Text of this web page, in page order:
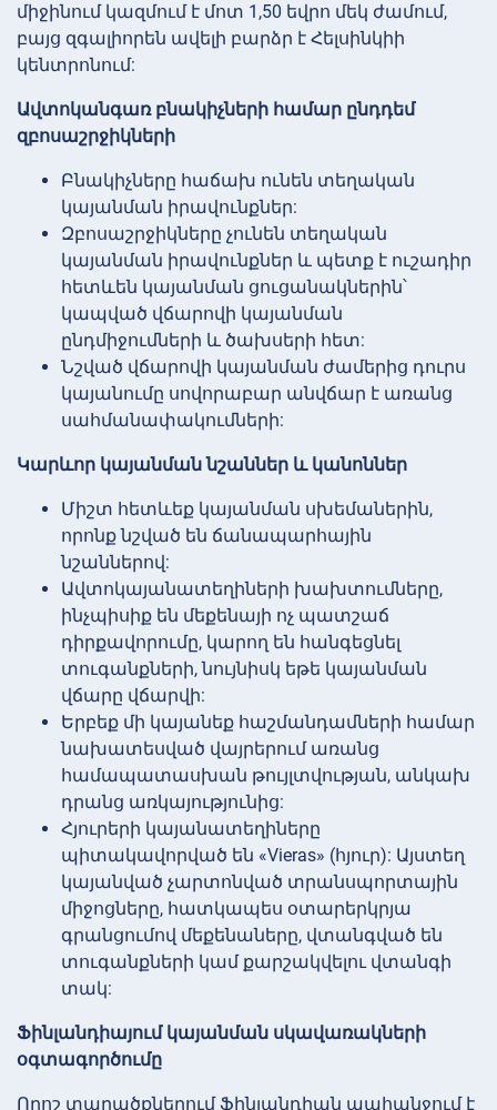
միջինում կազմում է մոտ 1,50 եվրո մեկ ժամում,
բայց զգալիորեն ավելի բարձր է Հելսինկիի
կենտրոնում:
Ավտոկանգառ բնակիչների համար ընդդեմ
զբոսաշրջիկների
Բնակիչները հաճախ ունեն տեղական
կայանման իրավունքներ:
Զբոսաշրջիկները չունեն տեղական
կայանման իրավունքներ և պետք է ուշադիր
հետևեն կայանման ցուցանակներին՝
կապված վճարովի կայանման
ընդմիջումների և ծախսերի հետ:
Նշված վճարովի կայանման ժամերից դուրս
կայանումը սովորաբար անվճար է առանց
սահմանափակումների:
Կարևոր կայանման նշաններ և կանոններ
Միշտ հետևեք կայանման սխեմաներին,
որոնք նշված են ճանապարհային
նշաններով:
Ավտոկայանատեղիների խախտումները,
ինչպիսիք են մեքենայի ոչ պատշաճ
դիրքավորումը, կարող են հանգեցնել
տուգանքների, նույնիսկ եթե կայանման
վճարը վճարվի:
Երբեք մի կայանեք հաշմանդամների համար
նախատեսված վայրերում առանց
համապատասխան թույլտվության, անկախ
դրանց առկայությունից:
Հյուրերի կայանատեղիները
պիտակավորված են «Vieras» (հյուր): Այստեղ
կայանված չարտոնված տրանսպորտային
միջոցները, հատկապես օտարերկրյա
գրանցումով մեքենաները, վտանգված են
տուգանքների կամ քարշակվելու վտանգի
տակ:
Ֆինլանդիայում կայանման սկավառակների
օգտագործումը
Որոշ տարածքներում Ֆինլանդիան պահանջում է